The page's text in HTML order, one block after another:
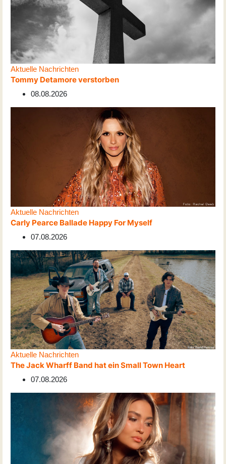
Aktuelle Nachrichten
Tommy Detamore verstorben
08.08.2026
Aktuelle Nachrichten
Carly Pearce Ballade Happy For Myself
07.08.2026
Aktuelle Nachrichten
The Jack Wharff Band hat ein Small Town Heart
07.08.2026